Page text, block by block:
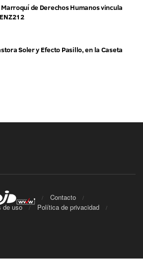
de Derechos Humanos vincula
Soler y Efecto Pasillo, en la Caseta
Contacto
de uso
Política de privacidad